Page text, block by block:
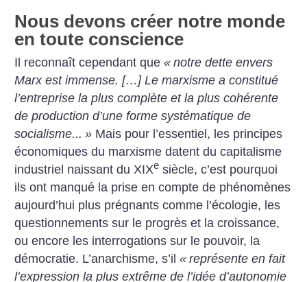
Nous devons créer notre monde
en toute conscience
Il reconnaît cependant que« notre dette envers
Marx est immense. […] Le marxisme a constitué
l’entreprise la plus complète et la plus cohérente
de production d’une forme systématique de
socialisme... » Mais pour l’essentiel, les principes
économiques du marxisme datent du capitalisme
industriel naissant du XIXe siècle, c’est pourquoi
ils ont manqué la prise en compte de phénomènes
aujourd’hui plus prégnants comme l’écologie, les
questionnements sur le progrès et la croissance,
ou encore les interrogations sur le pouvoir, la
démocratie. L’anarchisme, s’il« représente en fait
l’expression la plus extrême de l’idée d’autonomie